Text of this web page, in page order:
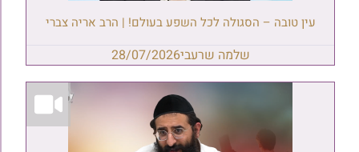
עין טובה – הסגולה לכל השפע בעולם! | הרב אריה צברי
שלמה שרעבי28/07/2026